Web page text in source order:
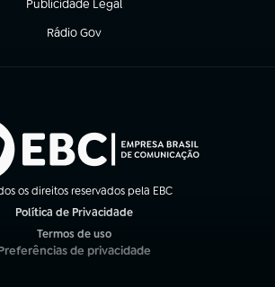
Publicidade Legal
(abre em nova aba)
Rádio Gov
(abre em nova aba)
os direitos reservados pela EBC
Política de Privacidade
Termos de uso
(abre em nova aba)
de privacidade